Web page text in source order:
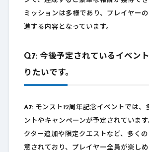
ミッションは多様であり、プレイヤー
進する内容となっています。
Q7: 今後予定されているイベン
りたいです。
A7:モンスト12周年記念イベントでは、
ントやキャンペーンが予定されていま
クター追加や限定クエストなど、多く
意されており、プレイヤー全員が楽し